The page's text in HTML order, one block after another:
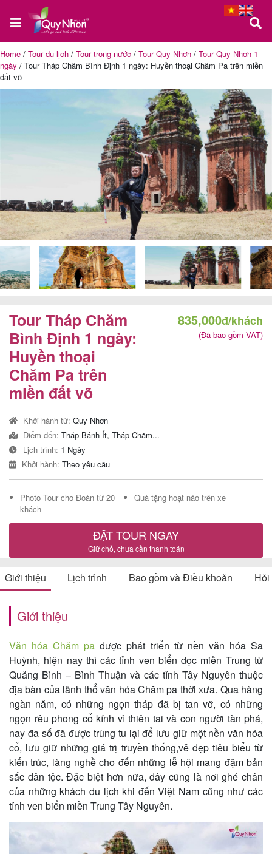
Trang
chủ
Tour
Phú
Yên
Tour
trong
nước
Combo
Quy
Nhơn
Lịch
Tin
Về
Quy
Nhơn
Tourist
Cảm
nhận
khách
Home / Tour du lịch / Tour trong nước / Tour Quy Nhơn / Tour Quy Nhơn 1
ngày / Tour Tháp Chăm Bình Định 1 ngày: Huyền thoại Chăm Pa trên miền
đất võ
Tour Tháp Chăm
Bình Định 1 ngày:
Huyền thoại
Chăm Pa trên
miền đất võ
835,000đ/khách
(Đã bao gồm VAT)
Khởi hành từ: Quy Nhơn
Điểm đến: Tháp Bánh Ít, Tháp Chăm...
Lịch trình: 1 Ngày
Khởi hành: Theo yêu cầu
Photo Tour cho Đoàn từ 20
khách
Quà tặng hoạt náo trên xe
ĐẶT TOUR NGAY
Giữ chỗ, chưa cần thanh toán
Giới thiệu Lịch trình Bao gồm và Điều khoản
Giới thiệu
Văn hóa Chăm pa được phát triển từ nền văn hóa Sa
Huỳnh, hiện nay thì các tỉnh ven biển dọc miền Trung từ
Quảng Bình – Bình Thuận và các tỉnh Tây Nguyên thuộc
địa bàn của lãnh thổ văn hóa Chăm pa thời xưa. Qua hàng
ngàn năm, có những ngọn tháp đã bị tan vỡ, có những
ngọn rêu phong cổ kính vì thiên tai và con người tàn phá,
nay đa số đã được trùng tu lại để lưu giữ một nền văn hóa
cổ, lưu giữ những giá trị truyền thống,vẻ đẹp tiêu biểu từ
kiến trúc, làng nghề cho đến những lễ hội mang đậm bản
sắc dân tộc. Đặc biệt hơn nữa, đây cũng là nơi ghé chân
của những khách du lịch khi đến Việt Nam cũng như các
tỉnh ven biển miền Trung Tây Nguyên.